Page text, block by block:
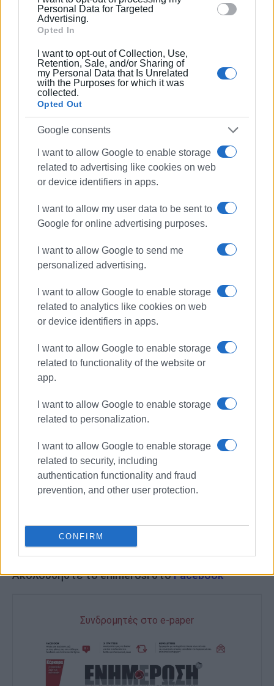
section.Personal Data for Targeted
Advertising.
Opted In
I want to opt-out of Collection, Use,
Retention, Sale, and/or Sharing of
my Personal Data that Is Unrelated
with the Purposes for which it was
collected.
Opted Out
Google consents
I want to allow Google to enable storage
related to advertising like cookies on web
or device identifiers in apps.
I want to allow my user data to be sent to
Google for online advertising purposes.
I want to allow Google to send me
personalized advertising.
I want to allow Google to enable storage
related to analytics like cookies on web
or device identifiers in apps.
I want to allow Google to enable storage
related to functionality of the website or
app.
I want to allow Google to enable storage
related to personalization.
I want to allow Google to enable storage
related to security, including
authentication functionality and fraud
prevention, and other user protection.
CONFIRM
Ροταριανούς Ομίλους και αντικείμενο την Επανάσταση
του 1821 και αξιόλογους ομιλητές, ως ο Υποστράτηγος
Στη συνέχεια, παρέδωσε την προεδρία του Ροταριανού
Ομίλου Κέρκυρας στον νέο Πρόεδρο για τη Ροταριανή
Χρονιά 2021-2022 Γεώργιο Πανδή, ο οποίος αφού εξήρε
το έργο του απερχομένου Προέδρου, έκανε μια σύντομη
αναφορά γενικά στο Ρόταρυ, παρουσίασε το νέο
Διοικητικό Συμβούλιο στους παρευρισκόμενους,
αναφέρθηκε στο πρόγραμμα και τους στόχους που έχει
της δυναμικής του Ομίλου, που θα συνεχίσει την δράση
του με γνώμονα την στήριξη προς τον συνάνθρωπο με
της βραδιάς ήταν η ανταλλαγή αναμνηστικών δώρων
μεταξύ των δυο Προέδρων καθώς και το δώρο που
Ζαμπάρα στην σύζυγο του απερχομένου κα Ρωξάνη
Ξυδιά - Πολίτη.
Εμφανίσεις: 94
ΕΛΕΝΗ ΚΟΡΩΝΑΚΗ
Εργάζεται στις Εκδόσεις Ενημέρωση από το
1990 σε θέσεις υψηλής ευθύνης. Ειδικεύεται στις
Ακολουθήστε το enimerosi στοFacebook
Συνδρομητές στο e-paper